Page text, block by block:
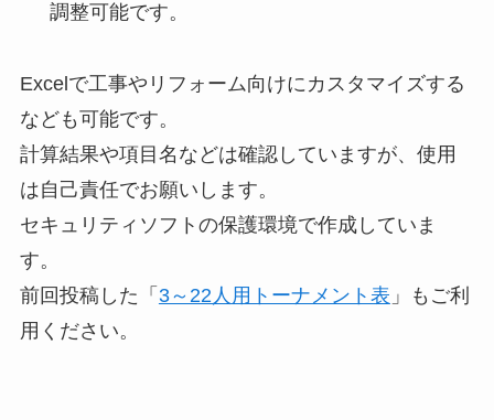
調整可能です。
Excelで工事やリフォーム向けにカスタマイズする
なども可能です。
計算結果や項目名などは確認していますが、使用
は自己責任でお願いします。
セキュリティソフトの保護環境で作成していま
す。
前回投稿した「 3～22人用トーナメント表 」もご利
用ください。